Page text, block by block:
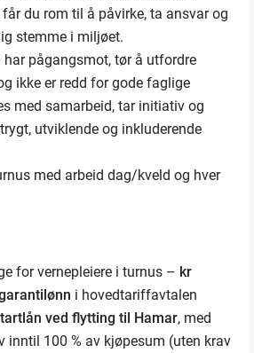
du rom til å påvirke, ta ansvar og
stemme i miljøet.
har pågangsmot, tør å utfordre
ikke er redd for gode faglige
med samarbeid, tar initiativ og
utviklende og inkluderende
med arbeid dag/kveld og hver
for vernepleiere i turnus – kr
i hovedtariffavtalen
ved flytting til Hamar, med
inntil 100 % av kjøpesum (uten krav